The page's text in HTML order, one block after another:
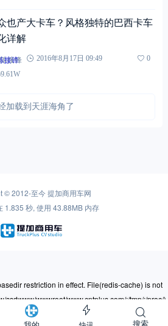
也产大卡车？风格独特的巴西卡车
详解
陈接锋 2016年8月17日 09:49
0
加载到天涯海角了
© 2012-至今提加商用车网
1.835 秒, 使用 43.88MB 内存
搜索
restriction in effect. File(redis-cache) is not
ssdwww/wwwroot/www.cntplus.com/:/tmp/:/proc/)
wp-content/themes/mnews-